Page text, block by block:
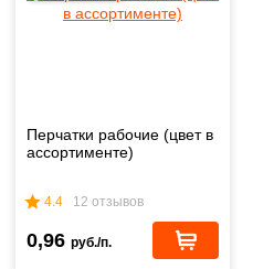
Перчатки рабочие (цвет в
ассортименте)
4.4 12 отзывов
0,96 руб./п.